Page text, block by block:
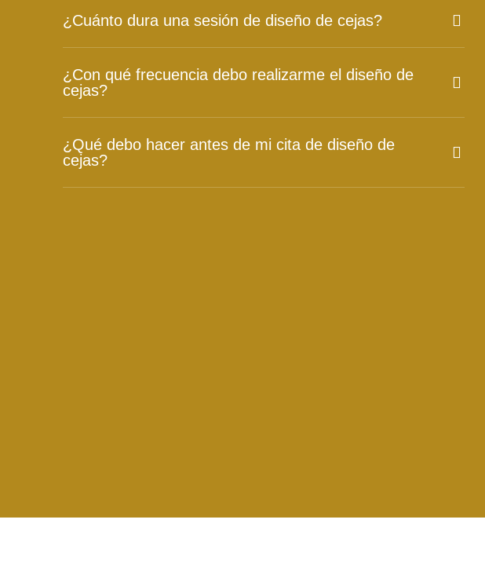
¿Cuánto dura una sesión de diseño de cejas?
¿Con qué frecuencia debo realizarme el diseño de
cejas?
¿Qué debo hacer antes de mi cita de diseño de
cejas?